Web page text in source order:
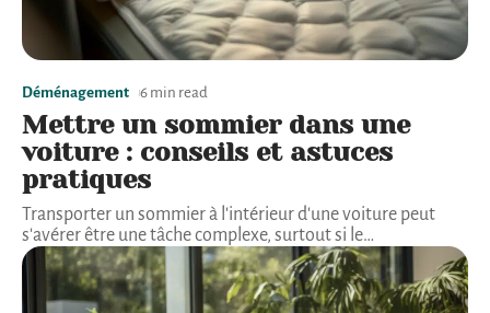
Déménagement 6 min read
Mettre un sommier dans une
voiture : conseils et astuces
pratiques
Transporter un sommier à l'intérieur d'une voiture peut
s'avérer être une tâche complexe, surtout si le…